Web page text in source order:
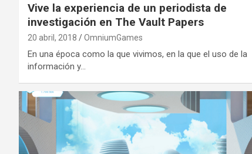
Vive la experiencia de un periodista de
investigación en The Vault Papers
20 abril, 2018 OmniumGames
En una época como la que vivimos, en la que el uso de la
información y…